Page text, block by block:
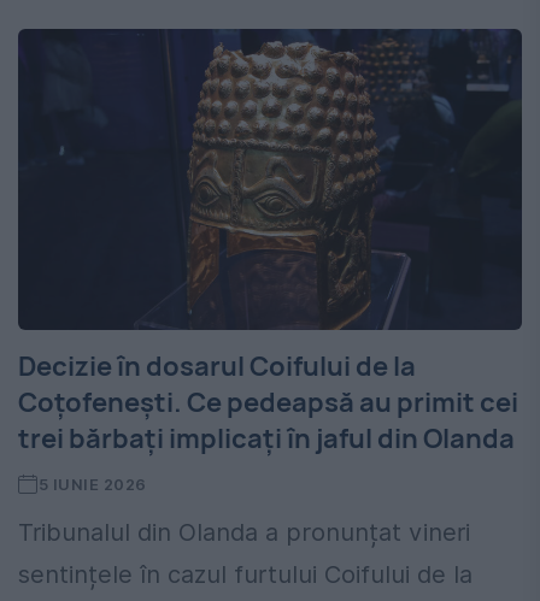
Decizie în dosarul Coifului de la
Coțofenești. Ce pedeapsă au primit cei
trei bărbați implicați în jaful din Olanda
5 IUNIE 2026
Tribunalul din Olanda a pronunțat vineri
sentințele în cazul furtului Coifului de la